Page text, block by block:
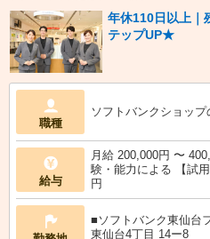
年休110日以上｜
テップUP★
職種
ソフトバンクショッ
給与
月給 200,000円 〜
験・能力による 【試
円
■ソフトバンク東仙台
東仙台4丁目 14ー8